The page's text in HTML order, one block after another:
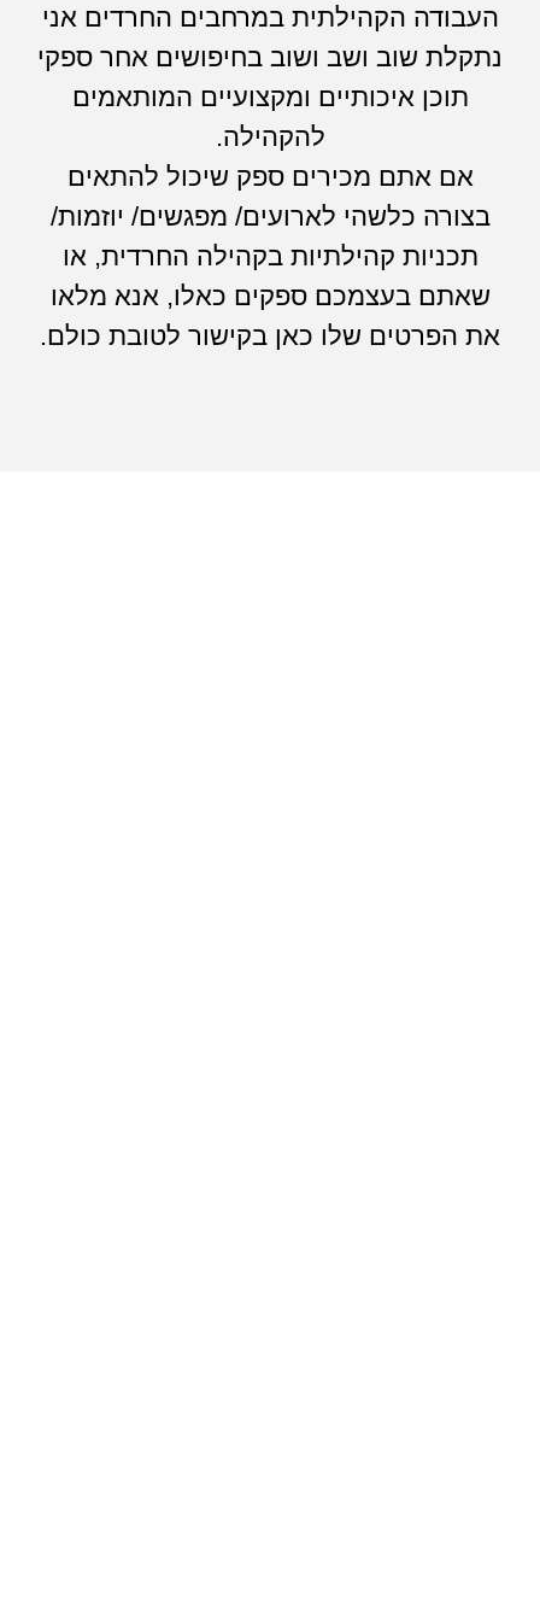
העבודה הקהילתית במרחבים החרדים אני
נתקלת שוב ושב ושוב בחיפושים אחר ספקי
תוכן איכותיים ומקצועיים המותאמים
להקהילה.
אם אתם מכירים ספק שיכול להתאים
בצורה כלשהי לארועים/ מפגשים/ יוזמות/
תכניות קהילתיות בקהילה החרדית, או
שאתם בעצמכם ספקים כאלו, אנא מלאו
את הפרטים שלו כאן בקישור לטובת כולם.